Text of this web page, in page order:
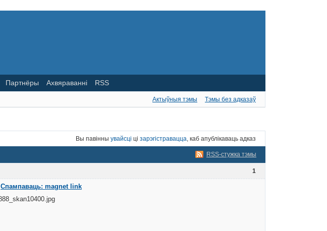
Партнёры Ахвяраванні RSS
Актыўныя тэмы Тэмы без адказаў
Вы павінны увайсці ці зарэгістравацца , каб апублікаваць адказ
RSS-стужка тэмы
1
Спампаваць: magnet link